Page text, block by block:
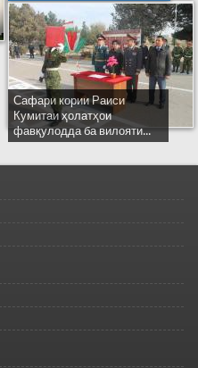
Сафари кории Раиси
Кумитаи ҳолатҳои
фавқулодда ба вилояти...